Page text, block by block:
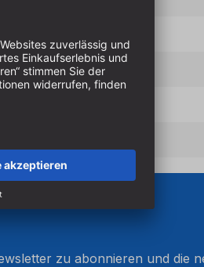
zu abonnieren und die